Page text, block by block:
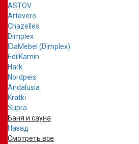
ASTOV
Artevero
Chazelles
Dimplex
IDaMebel (Dimplex)
EdilKamin
Hark
Nordpeis
Andalusia
Kratki
Supra
Баня и сауна
Назад
Смотреть все